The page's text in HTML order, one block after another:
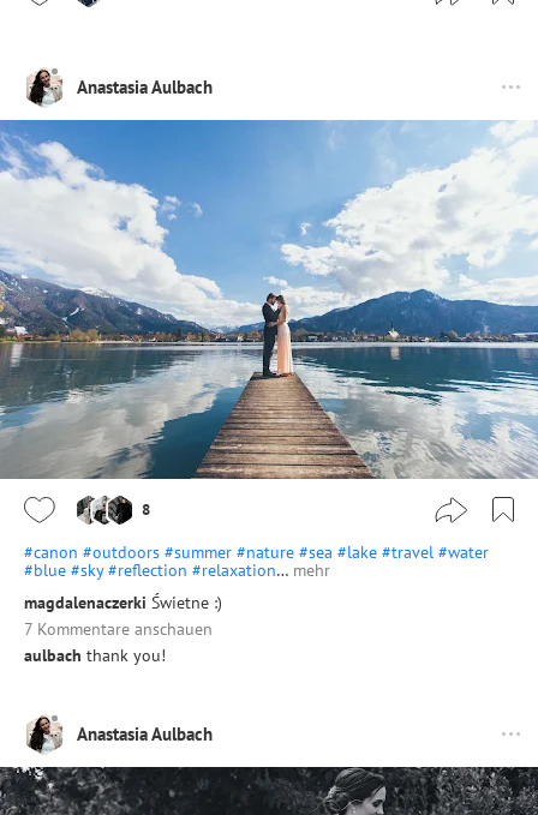
Anastasia Aulbach
8
#canon #outdoors #summer #nature #sea #lake #travel #water
#blue #sky #reflection #relaxation… mehr
magdalenaczerki Świetne :)
7 Kommentare anschauen
aulbach thank you!
Anastasia Aulbach